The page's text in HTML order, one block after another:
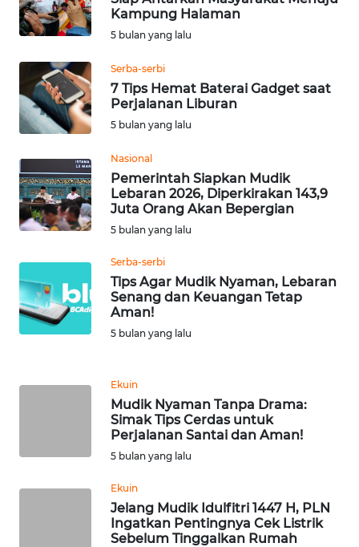
Kampung Halaman
5 bulan yang lalu
Serba-serbi
7 Tips Hemat Baterai Gadget saat
Perjalanan Liburan
5 bulan yang lalu
Nasional
Pemerintah Siapkan Mudik
Lebaran 2026, Diperkirakan 143,9
Juta Orang Akan Bepergian
5 bulan yang lalu
Serba-serbi
Tips Agar Mudik Nyaman, Lebaran
Senang dan Keuangan Tetap
Aman!
5 bulan yang lalu
Ekuin
Mudik Nyaman Tanpa Drama:
Simak Tips Cerdas untuk
Perjalanan Santai dan Aman!
5 bulan yang lalu
Ekuin
Jelang Mudik Idulfitri 1447 H, PLN
Ingatkan Pentingnya Cek Listrik
Sebelum Tinggalkan Rumah
WN
SULTENG
WN
SULBAR
WN
WN
SUMBAR
SUMSEL
WN
BENGKULU
LAMPUNG
WN